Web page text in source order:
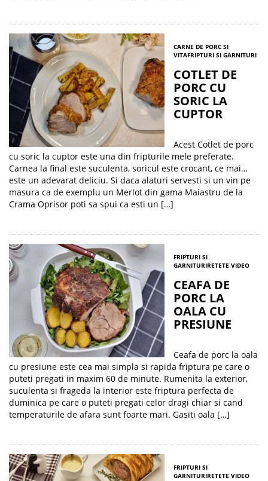
CARNE DE PORC SI
VITAFRIPTURI SI GARNITURI
COTLET DE
PORC CU
SORIC LA
CUPTOR
Acest Cotlet de porc
cu soric la cuptor este una din fripturile mele preferate.
Carnea la final este suculenta, soricul este crocant, ce mai…
este un adevarat deliciu. Si daca alaturi servesti si un vin pe
masura ca de exemplu un Merlot din gama Maiastru de la
Crama Oprisor poti sa spui ca esti un […]
FRIPTURI SI
GARNITURIRETETE VIDEO
CEAFA DE
PORC LA
OALA CU
PRESIUNE
Ceafa de porc la oala
cu presiune este cea mai simpla si rapida friptura pe care o
puteti pregati in maxim 60 de minute. Rumenita la exterior,
suculenta si frageda la interior este friptura perfecta de
duminica pe care o puteti pregati celor dragi chiar si cand
temperaturile de afara sunt foarte mari. Gasiti oala […]
FRIPTURI SI
GARNITURIRETETE VIDEO